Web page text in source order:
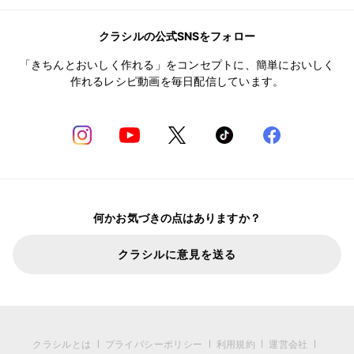
クラシルの公式SNSをフォロー
「きちんとおいしく作れる」をコンセプトに、簡単においしく
作れるレシピ動画を毎日配信しています。
何かお気づきの点はありますか？
クラシルに意見を送る
クラシルとは プライバシーポリシー 利用規約
運営会社